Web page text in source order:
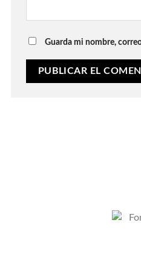
Guarda mi nombre,